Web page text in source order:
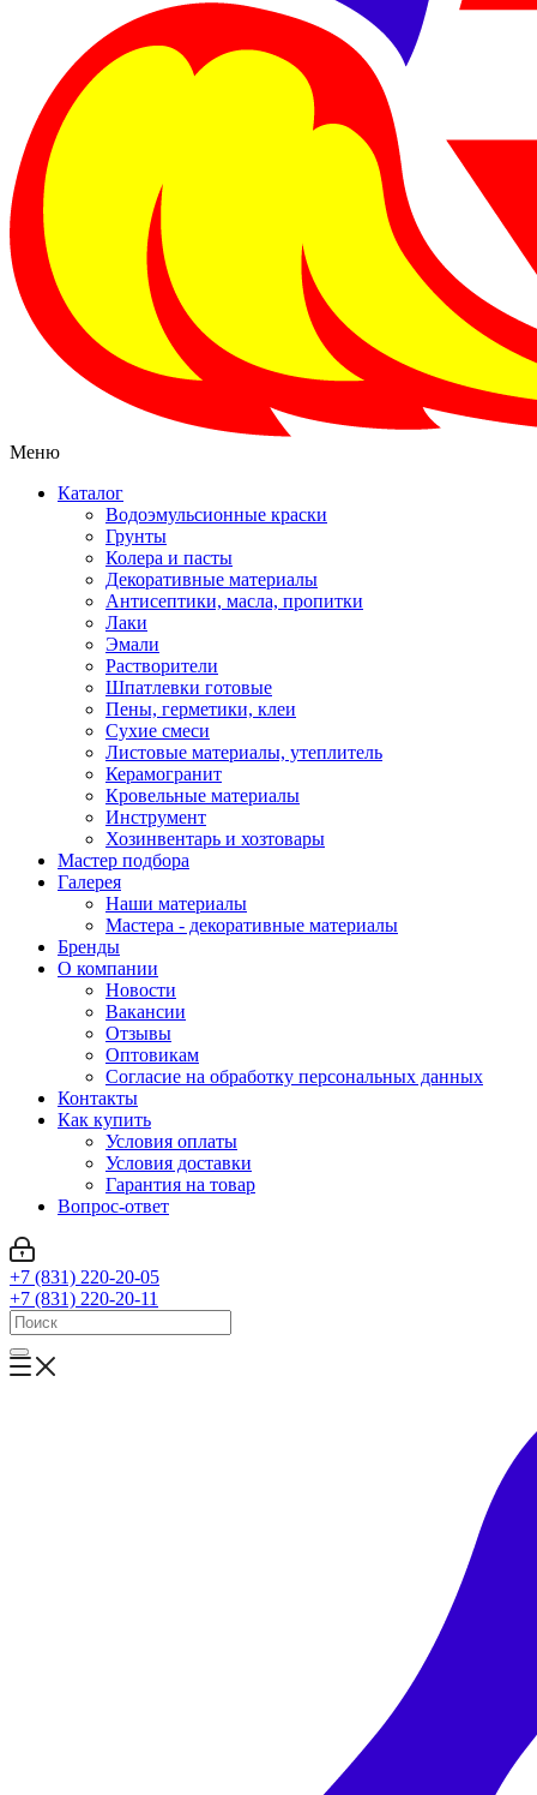
Меню
Каталог
Водоэмульсионные краски
Грунты
Колера и пасты
Декоративные материалы
Антисептики, масла, пропитки
Лаки
Эмали
Растворители
Шпатлевки готовые
Пены, герметики, клеи
Сухие смеси
Листовые материалы, утеплитель
Керамогранит
Кровельные материалы
Инструмент
Хозинвентарь и хозтовары
Мастер подбора
Галерея
Наши материалы
Мастера - декоративные материалы
Бренды
О компании
Новости
Вакансии
Отзывы
Оптовикам
Cогласие на обработку персональных данных
Контакты
Как купить
Условия оплаты
Условия доставки
Гарантия на товар
Вопрос-ответ
+7 (831) 220-20-05
+7 (831) 220-20-11